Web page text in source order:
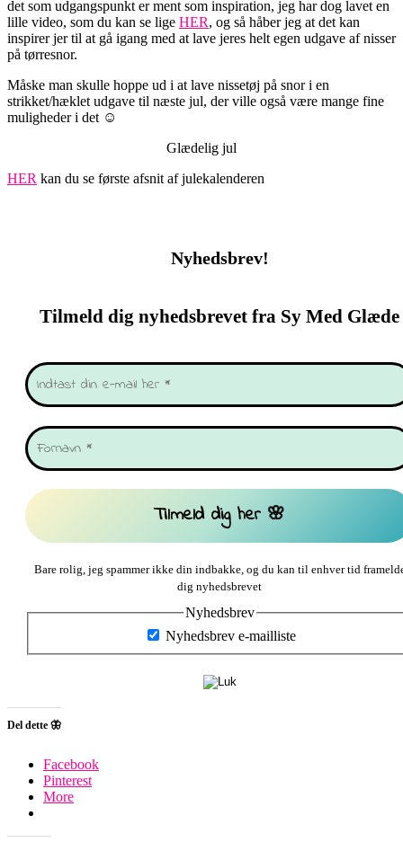
det som udgangspunkt er ment som inspiration, jeg har dog lavet en
lille video, som du kan se lige HER, og så håber jeg at det kan
inspirer jer til at gå igang med at lave jeres helt egen udgave af nisser
på tørresnor.
Måske man skulle hoppe ud i at lave nissetøj på snor i en
strikket/hæklet udgave til næste jul, der ville også være mange fine
muligheder i det ☺️
Glædelig jul
HER kan du se første afsnit af julekalenderen
Nyhedsbrev!
Tilmeld dig nyhedsbrevet fra Sy Med Glæde
Bare rolig, jeg spammer ikke din indbakke, og du kan til enhver tid
dig nyhedsbrevet
Nyhedsbrev
Nyhedsbrev e-mailliste
Del dette 🦋
Facebook
Pinterest
More